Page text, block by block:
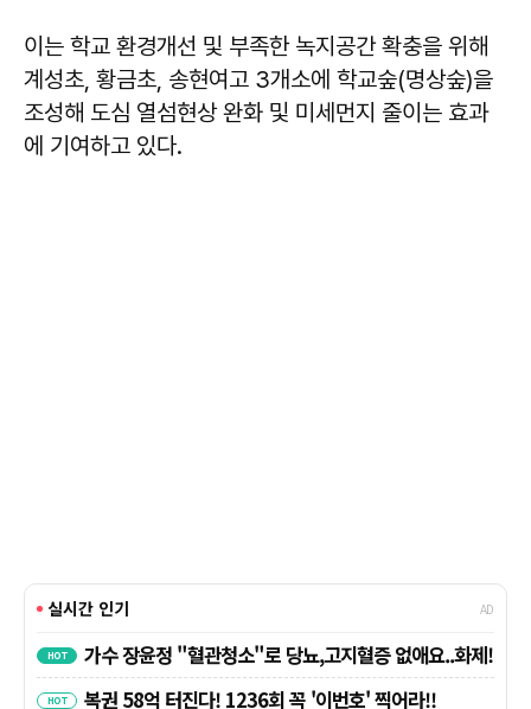
이는 학교 환경개선 및 부족한 녹지공간 확충을 위해
계성초, 황금초, 송현여고 3개소에 학교숲(명상숲)을
조성해 도심 열섬현상 완화 및 미세먼지 줄이는 효과
에 기여하고 있다.